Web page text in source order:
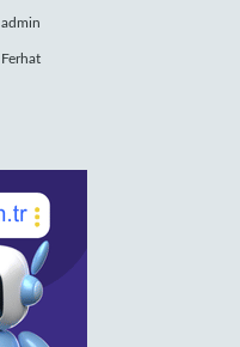
admin
Ferhat